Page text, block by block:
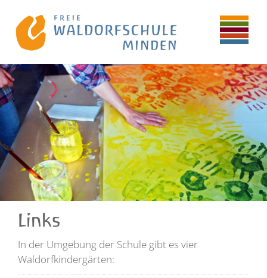
Links
In der Umgebung der Schule gibt es vier
Waldorfkindergärten: